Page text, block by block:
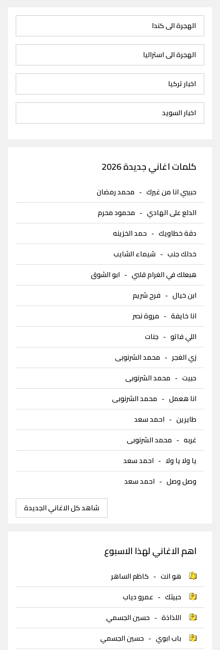
الهجرة الى كندا
الهجرة الى استراليا
اخبار تركيا
اخبار السويد
كلمات اغاني جديدة 2026
حبيبي انا من غيرك - محمد رمضان
الدلع على الهادي - محمود محرم
دقة خطاويك - حمد الخزينه
خدلك جنب - شيماء الشايب
هبعلك في الغرام قلبي - ابو الشوق
ابن خيال - فرح شريم
انا خايفة - مروة نصر
اللي فاتو - جنات
زي الغجر - محمد الشرنوبى
حبيت - محمد الشرنوبى
انا هعمل - محمد الشرنوبى
طايرين - احمد سعد
غربه - محمد الشرنوبى
يا ولا يا ولا - احمد سعد
وصل وصل - احمد سعد
شاهد كل الاغاني الجديدة
اهم الاغاني لهذا الاسبوع
هو انت - كاظم الساهر
حبيتك - عمرو دياب
اللذاذة - حسين الجسمي
باب ابوي - حسين الجسمي